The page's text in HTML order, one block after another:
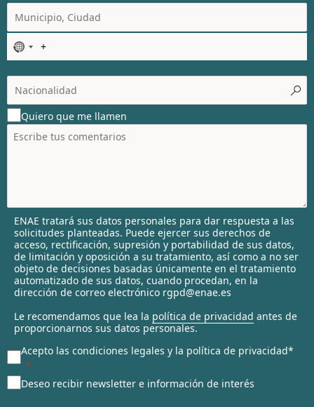
N
o
c
o
u
n
t
l
e
c
t
e
d
Quiero que me llamen
ENAE tratará sus datos personales para dar respuesta a las
solicitudes planteadas. Puede ejercer sus derechos de
acceso, rectificación, supresión y portabilidad de sus datos,
de limitación y oposición a su tratamiento, así como a no ser
objeto de decisiones basadas únicamente en el tratamiento
automatizado de sus datos, cuando procedan, en la
dirección de correo electrónico rgpd@enae.es
Le recomendamos que lea la política de privacidad antes de
proporcionarnos sus datos personales.
Acepto las condiciones legales y la política de privacidad*
Deseo recibir newsletter e información de interés